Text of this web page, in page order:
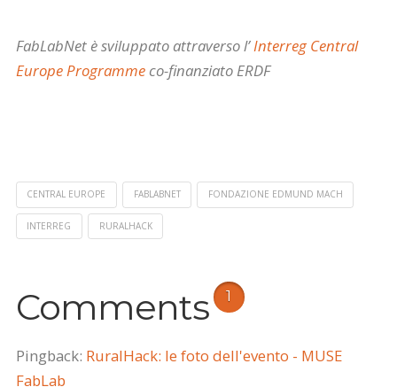
FabLabNet è sviluppato attraverso l’Interreg Central
Europe Programmeco-finanziato ERDF
CENTRAL EUROPE FABLABNET FONDAZIONE EDMUND MACH
INTERREG RURALHACK
Comments 1
Pingback: RuralHack: le foto dell'evento - MUSE
FabLab